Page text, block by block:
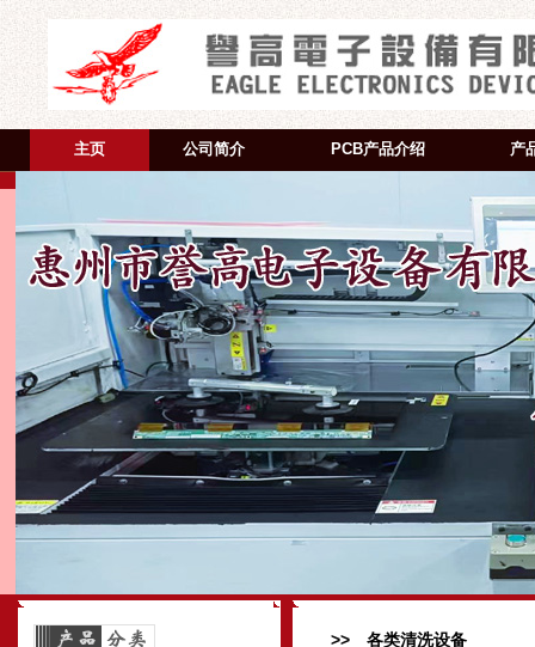
主页 公司简介 PCB产品介绍 产
>> 各类清洗设备